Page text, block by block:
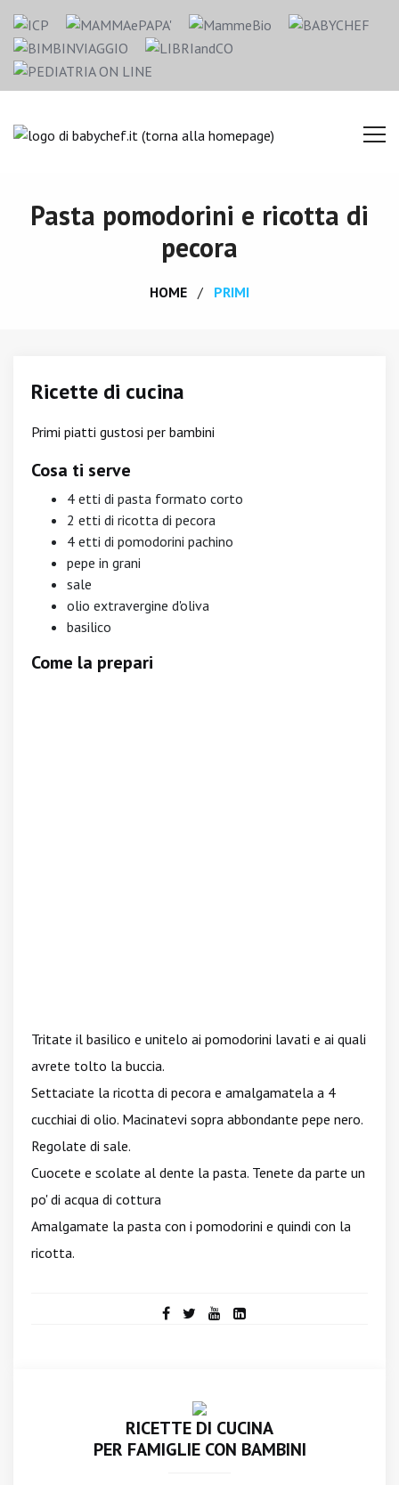
Pasta pomodorini e ricotta di
pecora
HOME PRIMI
Ricette di cucina
Primi piatti gustosi per bambini
Cosa ti serve
4 etti di pasta formato corto
2 etti di ricotta di pecora
4 etti di pomodorini pachino
pepe in grani
sale
olio extravergine d'oliva
basilico
Come la prepari
Tritate il basilico e unitelo ai pomodorini lavati e ai quali
avrete tolto la buccia.
Settaciate la ricotta di pecora e amalgamatela a 4
cucchiai di olio. Macinatevi sopra abbondante pepe nero.
Regolate di sale.
Cuocete e scolate al dente la pasta. Tenete da parte un
po' di acqua di cottura
Amalgamate la pasta con i pomodorini e quindi con la
ricotta.
RICETTE DI CUCINA
PER FAMIGLIE CON BAMBINI